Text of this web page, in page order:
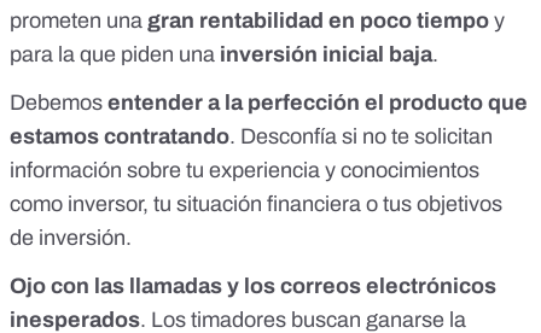
prometen una gran rentabilidad en poco tiempo y
para la que piden una inversión inicial baja.
Debemos entender a la perfección el producto que
estamos contratando. Desconfía si no te solicitan
información sobre tu experiencia y conocimientos
como inversor, tu situación financiera o tus objetivos
de inversión.
Ojo con las llamadas y los correos electrónicos
inesperados. Los timadores buscan ganarse la